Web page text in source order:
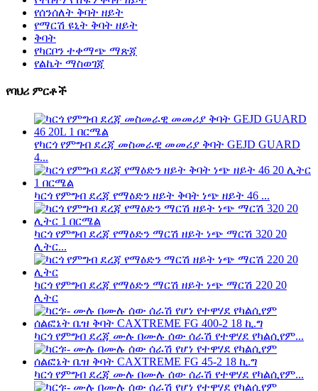
የሰንሰለት ቅባት ዘይት
የማርሽ ዩኒት ቅባት ዘይት
ቅባት
የካርቦን ተቀማጭ ማጽጃ
የልኬት ማስወገጃ
የባህሪ ምርቶች
የካርጎ የምግብ ደረጃ መስመራዊ መመሪያ ቅባት GEJD GUARD
4...
ካርጎ የምግብ ደረጃ የማዕድን ዘይት ቅባት ነጭ ዘይት 46 ...
ካርጎ የምግብ ደረጃ የማዕድን ማርሽ ዘይት ነጭ ማርሽ 320 20
ሊትር...
ካርጎ የምግብ ደረጃ የማዕድን ማርሽ ዘይት ነጭ ማርሽ 220 20
ሊትር
ካርጎ የምግብ ደረጃ ሙሉ በሙሉ ሰው ሰራሽ የተዋሃደ የካልሲየም...
ካርጎ የምግብ ደረጃ ሙሉ በሙሉ ሰው ሰራሽ የተዋሃደ የካልሲየም...